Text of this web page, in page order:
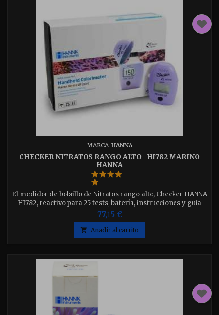
MARCA: HANNA
CHECKER NITRATOS RANGO ALTO -HI782 MARINO
HANNA
El medidor de bolsillo de Nitratos rango alto, Checker HANNA
HI782, reactivo para 25 tests, batería, instrucciones y guía
rápida de uso.Medidas precisas y sencillasMuestra directa
en pantalla del valor de Nitratos
77,15 €
 Añadir al carrito